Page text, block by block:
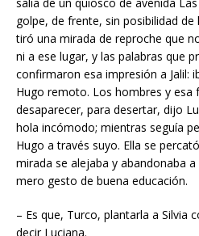
golpe, de frente, sin posibilidad de
tiró una mirada de reproche que
ni a ese lugar, y las palabras que
confirmaron esa impresión a Jalil:
Hugo remoto. Los hombres y esa
desaparecer, para desertar, dijo
hola incómodo; mientras seguía
Hugo a través suyo. Ella se
mirada se alejaba y abandonaba
mero gesto de buena educación.
– Es que, Turco, plantarla a Silvia
decir Luciana.